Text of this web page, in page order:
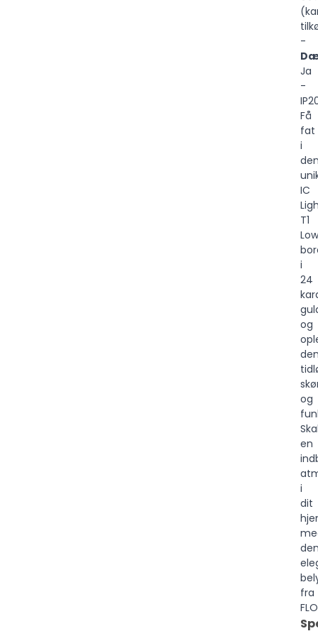
-
Ja
-
Få
fat
i
IC
T1
Low
i
24
og
og
en
i
dit
fra